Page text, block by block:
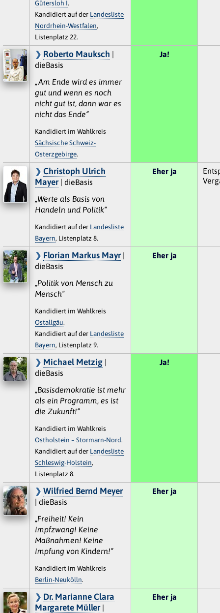
Gütersloh I.
Kandidiert auf der Landesliste
Nordrhein-Westfalen,
Listenplatz 22.
Roberto Mauksch |
dieBasis
„Am Ende wird es immer
gut und wenn es noch
nicht gut ist, dann war es
nicht das Ende“
Kandidiert im Wahlkreis
Sächsische Schweiz-
Osterzgebirge.
Ja!
Christoph Ulrich
Mayer| dieBasis
„Werte als Basis von
Handeln und Politik“
Kandidiert auf der Landesliste
Bayern, Listenplatz 8.
Eher ja
Florian Markus Mayr|
dieBasis
„Politik von Mensch zu
Mensch“
Kandidiert im Wahlkreis
Ostallgäu.
Kandidiert auf der Landesliste
Bayern, Listenplatz 9.
Eher ja
Michael Metzig|
dieBasis
„Basisdemokratie ist mehr
als ein Programm, es ist
die Zukunft!“
Kandidiert im Wahlkreis
Ostholstein – Stormarn-Nord.
Kandidiert auf der Landesliste
Schleswig-Holstein,
Listenplatz 8.
Ja!
Wilfried Bernd Meyer
| dieBasis
„Freiheit! Kein
Impfzwang! Keine
Maßnahmen! Keine
Impfung von Kindern!“
Kandidiert im Wahlkreis
Berlin-Neukölln.
Eher ja
Dr. Marianne Clara
Margarete Müller|
Eher ja